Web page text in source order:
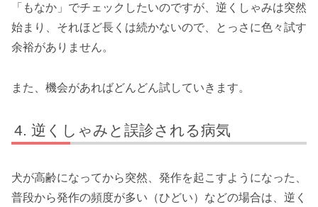
「もなか」でチェックしたいのですが、逆くしゃみは突然
始まり、それほど長くは続かないので、とっさに色々試す
余裕がありません。
また、機会があればどんどん試していきます。
逆くしゃみと誤診される病気
犬が高齢になってから突然、発作を起こすようになった、
普段から発作の頻度が多い（ひどい）などの場合は、逆く